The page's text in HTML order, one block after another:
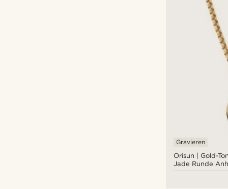
Orisun | Gold-
Jade Runde
Gravieren